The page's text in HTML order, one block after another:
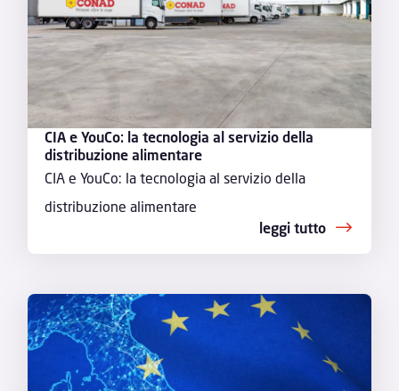
CIA e YouCo: la tecnologia al servizio della
distribuzione alimentare
CIA e YouCo: la tecnologia al servizio della
distribuzione alimentare
leggi tutto